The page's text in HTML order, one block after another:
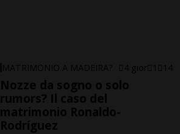
MATRIMONIO A MADEIRA? 4 gior 1 14
Nozze da sogno o solo
rumors? Il caso del
matrimonio Ronaldo-
Rodríguez